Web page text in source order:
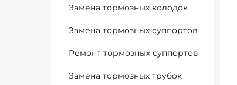
Замена тормозных колодок
Замена тормозных суппортов
Ремонт тормозных суппортов
Замена тормозных трубок